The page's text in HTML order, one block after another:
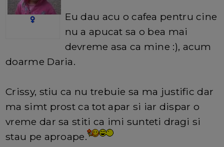
Eu dau acu o cafea pentru cine
nu a apucat sa o bea mai
devreme asa ca mine :), acum
doarme Daria.
Crissy, stiu ca nu trebuie sa ma justific dar
ma simt prost ca tot apar si iar dispar o
vreme dar sa stiti ca imi sunteti dragi si
stau pe aproape.